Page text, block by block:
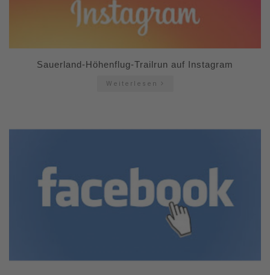
Sauerland-Höhenflug-Trailrun auf Instagram
Weiterlesen